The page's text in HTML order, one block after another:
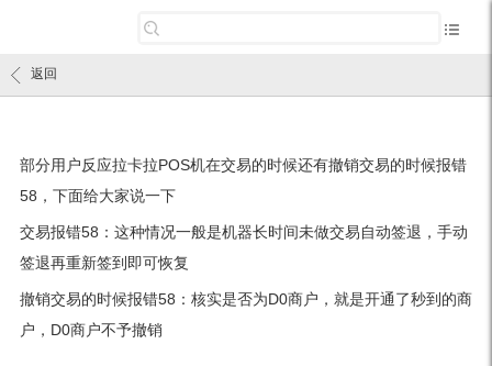
返回
部分用户反应拉卡拉POS机在交易的时候还有撤销交易的时候报错
58，下面给大家说一下
交易报错58：这种情况一般是机器长时间未做交易自动签退，手动
签退再重新签到即可恢复
撤销交易的时候报错58：核实是否为D0商户，就是开通了秒到的商
户，D0商户不予撤销